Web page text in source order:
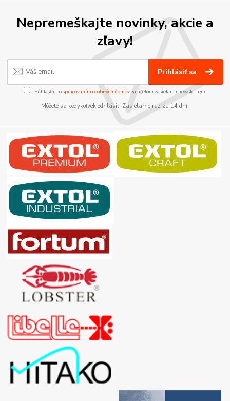
Nepremeškajte novinky, akcie a
zľavy!
Prihlásiť sa
Súhlasím sospracovaním osobných údajov za účelom zasielania newslettera.
Môžete sa kedykoľvek odhlásiť. Zasielame raz za 14 dní.